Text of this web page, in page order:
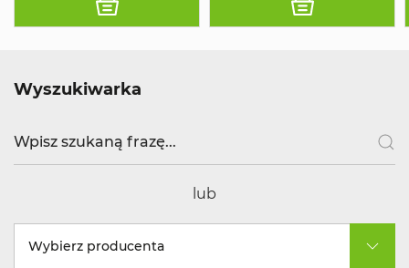
Wyszukiwarka
lub
Wybierz producenta